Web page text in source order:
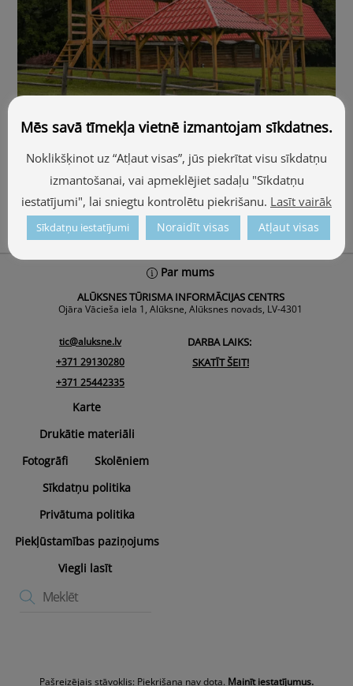
Atpūtas kompleksi
Par mums
ALŪKSNES TŪRISMA INFORMĀCIJAS CENTRS
Ojāra Vācieša iela 1, Alūksne, Alūksnes novads, LV-4301
tic@aluksne.lv
+371 29130280
+371 25442335
DARBA LAIKS:
SKATĪT ŠEIT!
Karte
Drukātie materiāli
Fotogrāfi
Skolēniem
Sīkdatņu politika
Privātuma politika
Piekļūstamības paziņojums
Viegli lasīt
Pašreizējais stāvoklis: Piekrišana nav dota. Mainīt iestatījumus.
Mēs savā tīmekļa vietnē izmantojam sīkdatnes.
Noklikšķinot uz “Atļaut visas”, jūs piekrītat visu sīkdatņu
izmantošanai, vai apmeklējiet sadaļu "Sīkdatņu
iestatījumi", lai sniegtu kontrolētu piekrišanu. Lasīt vairāk
Sīkdatņu iestatījumi Noraidīt visas Atļaut visas